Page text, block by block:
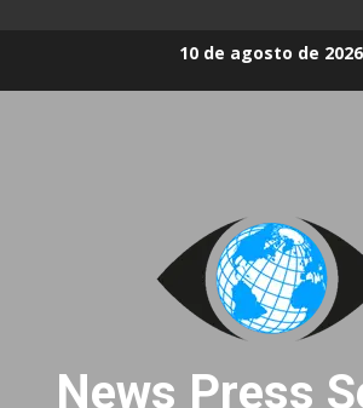
10 de agosto de 2026
News Press